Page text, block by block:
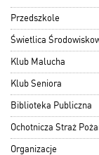
Przedszkole
Świetlica
Klub Malucha
Klub Seniora
Biblioteka Publiczna
Ochotnicza Straż
Organizacje